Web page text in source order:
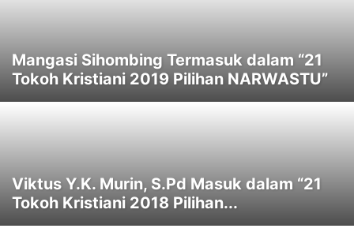
Mangasi Sihombing Termasuk dalam “21
Tokoh Kristiani 2019 Pilihan NARWASTU”
Viktus Y.K. Murin, S.Pd Masuk dalam “21
Tokoh Kristiani 2018 Pilihan...